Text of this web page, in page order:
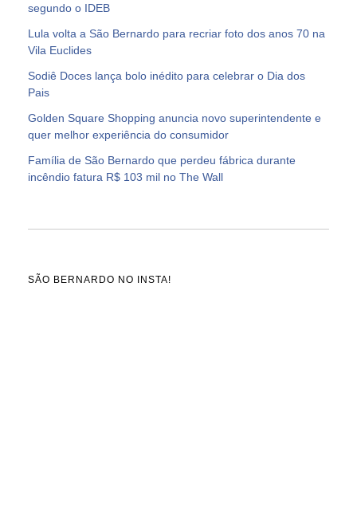
segundo o IDEB
Lula volta a São Bernardo para recriar foto dos anos 70 na
Vila Euclides
Sodiê Doces lança bolo inédito para celebrar o Dia dos
Pais
Golden Square Shopping anuncia novo superintendente e
quer melhor experiência do consumidor
Família de São Bernardo que perdeu fábrica durante
incêndio fatura R$ 103 mil no The Wall
SÃO BERNARDO NO INSTA!